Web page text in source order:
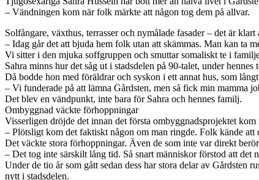
– Vändningen kom när folk märkte att någon tog dem på allvar.
Solfångare, växthus, terrasser och nymålade fasader – det är
– Idag går det att bjuda hem folk utan att skämmas. Man kan ta
Vi sitter i den mjuka soffgruppen och smuttar somaliskt te i
Sahra minns hur det såg ut i stadsdelen på 90-talet, under
Då bodde hon med föräldrar och syskon i ett annat hus, som
– Vi funderade på att lämna Gårdsten, men så fick min mamma
Det blev en vändpunkt, inte bara för Sahra och hennes familj.
Ombyggnad väckte förhoppningar
Visserligen dröjde det innan det första ombyggnadsprojektet kom
– Plötsligt kom det faktiskt någon om man ringde. Folk kände att
Det väckte stora förhoppningar. Även de som inte var direkt
– Det tog inte särskilt lång tid. Så snart människor förstod att det
Under de tio år som gått sedan dess har stora delar av Gårdsten
nytt i stadsdelen.